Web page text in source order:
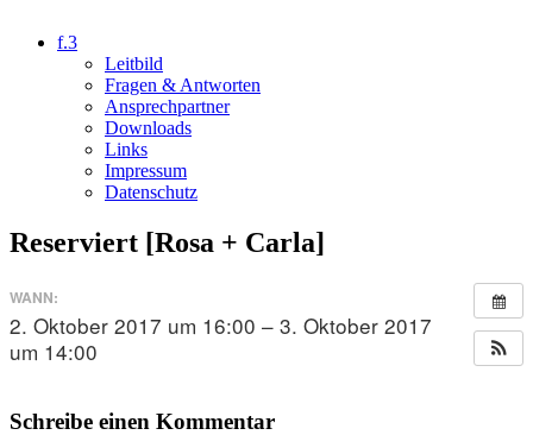
f.3
Leitbild
Fragen & Antworten
Ansprechpartner
Downloads
Links
Impressum
Datenschutz
Reserviert [Rosa + Carla]
WANN:
2. Oktober 2017 um 16:00 – 3. Oktober 2017
um 14:00
Schreibe einen Kommentar